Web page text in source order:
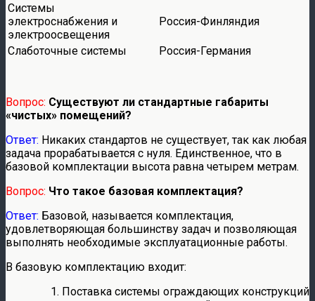
Системы
электроснабжения и
электроосвещения
Россия-Финляндия
Слаботочные системы Россия-Германия
Вопрос: Существуют ли стандартные габариты
«чистых» помещений?
Ответ: Никаких стандартов не существует, так как любая
задача прорабатывается с нуля. Единственное, что в
базовой комплектации высота равна четырем метрам.
Вопрос: Что такое базовая комплектация?
Ответ: Базовой, называется комплектация,
удовлетворяющая большинству задач и позволяющая
выполнять необходимые эксплуатационные работы.
В базовую комплектацию входит:
Поставка системы ограждающих конструкций